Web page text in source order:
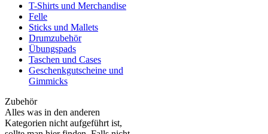
T-Shirts und Merchandise
Felle
Sticks und Mallets
Drumzubehör
Übungspads
Taschen und Cases
Geschenkgutscheine und
Gimmicks
Zubehör
Alles was in den anderen
Kategorien nicht aufgeführt ist,